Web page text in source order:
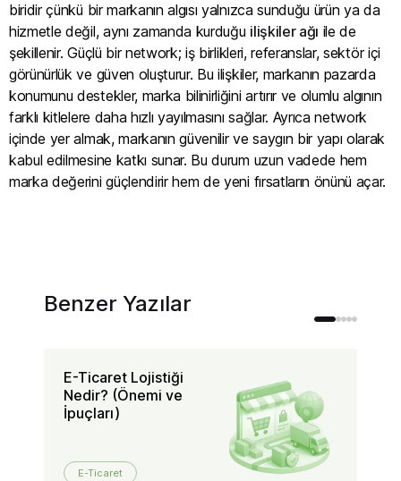
biridir çünkü bir markanın algısı yalnızca sunduğu ürün ya da
hizmetle değil, aynı zamanda kurduğu ilişkiler ağı ile de
şekillenir. Güçlü bir network; iş birlikleri, referanslar, sektör içi
görünürlük ve güven oluşturur. Bu ilişkiler, markanın pazarda
konumunu destekler, marka bilinirliğini artırır ve olumlu algının
farklı kitlelere daha hızlı yayılmasını sağlar. Ayrıca network
içinde yer almak, markanın güvenilir ve saygın bir yapı olarak
kabul edilmesine katkı sunar. Bu durum uzun vadede hem
marka değerini güçlendirir hem de yeni fırsatların önünü açar.
Benzer Yazılar
E-Ticaret Lojistiği
Nedir? (Önemi ve
İpuçları)
E-Ticaret